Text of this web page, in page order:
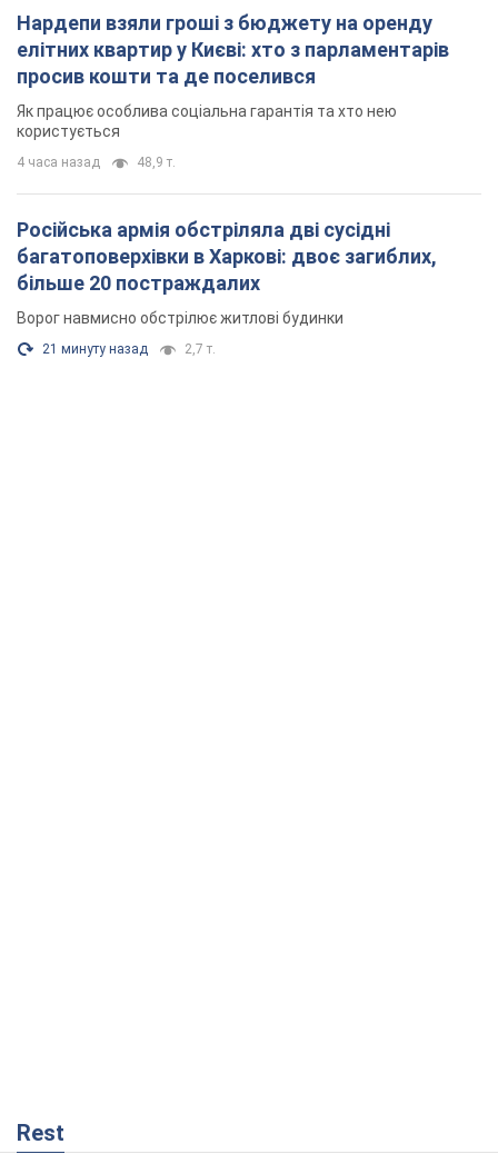
Нардепи взяли гроші з бюджету на оренду
елітних квартир у Києві: хто з парламентарів
просив кошти та де поселився
Як працює особлива соціальна гарантія та хто нею
користується
4 часа назад 48,9 т.
Російська армія обстріляла дві сусідні
багатоповерхівки в Харкові: двоє загиблих,
більше 20 постраждалих
Ворог навмисно обстрілює житлові будинки
21 минуту назад 2,7 т.
Rest